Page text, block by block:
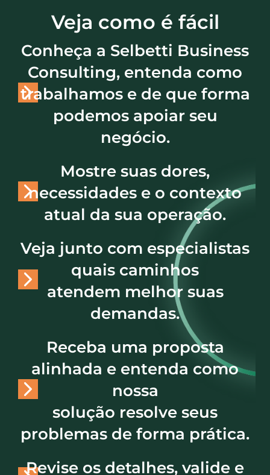
Veja como é fácil
Conheça a Selbetti Business
Consulting, entenda como
trabalhamos e de que forma
podemos apoiar seu
negócio.
Mostre suas dores,
necessidades e o contexto
atual da sua operação.
Veja junto com especialistas
quais caminhos
atendem melhor suas
demandas.
Receba uma proposta
alinhada e entenda como
nossa
solução resolve seus
problemas de forma prática.
Revise os detalhes, valide e